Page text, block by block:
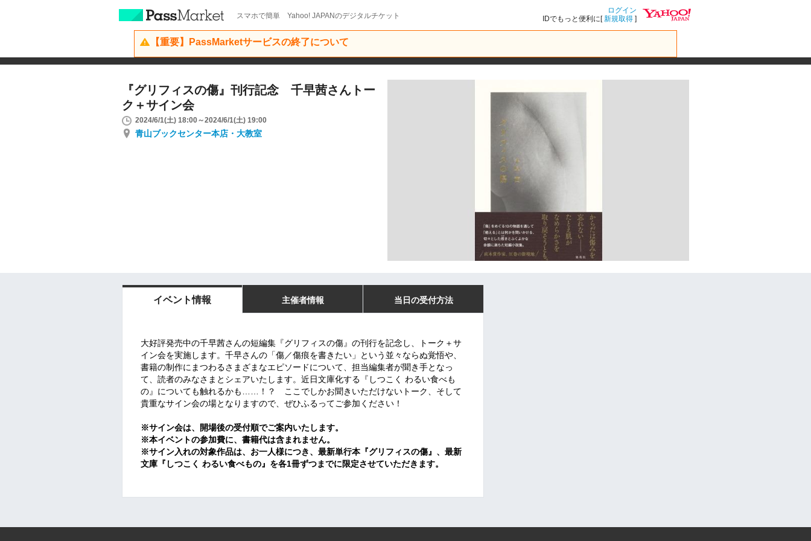
スマホで簡単 Yahoo! JAPANのデジタルチケット
ログイン
IDでもっと便利に[新規取得 ]
【重要】PassMarketサービスの終了について
『グリフィスの傷』刊行記念 千早茜さんトー
ク＋サイン会
2024/6/1(土) 18:00～2024/6/1(土) 19:00
青山ブックセンター本店・大教室
イベント情報 主催者情報 当日の受付方法
大好評発売中の千早茜さんの短編集『グリフィスの傷』の刊行を記念し、トーク＋サ
イン会を実施します。千早さんの「傷／傷痕を書きたい」という並々ならぬ覚悟や、
書籍の制作にまつわるさまざまなエピソードについて、担当編集者が聞き手となっ
て、読者のみなさまとシェアいたします。近日文庫化する『しつこく わるい食べも
の』についても触れるかも……！？ ここでしかお聞きいただけないトーク、そして
貴重なサイン会の場となりますので、ぜひふるってご参加ください！
※サイン会は、開場後の受付順でご案内いたします。
※本イベントの参加費に、書籍代は含まれません。
※サイン入れの対象作品は、お一人様につき、最新単行本『グリフィスの傷』、最新
文庫『しつこく わるい食べもの』を各1冊ずつまでに限定させていただきます。